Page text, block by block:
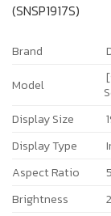
(SNSP1917S)
Brand
Model
Display Size
Display Type
Aspect Ratio
Brightness